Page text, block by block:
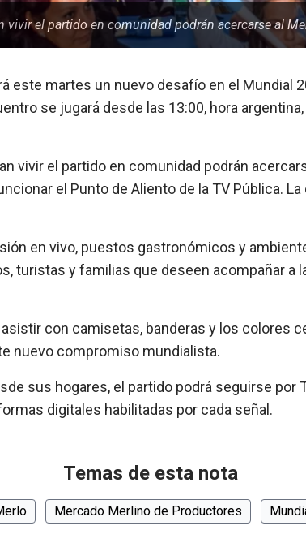
vivir el partido en comunidad podrán acercarse al
este martes un nuevo desafío en el Mundial
se jugará desde las 13:00, hora
vivir el partido en comunidad podrán
el Punto de Aliento de la TV Pública.
en vivo, puestos gastronómicos y
turistas y familias que deseen acompañar a
con camisetas, banderas y los colores
nuevo compromiso mundialista.
sus hogares, el partido podrá seguirse por
digitales habilitadas por cada señal.
Temas de esta nota
Mercado Merlino de Productores